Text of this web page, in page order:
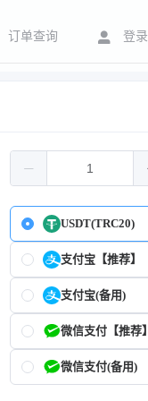
订单查询 登录
USDT(TRC20)
支付宝【推荐】
支付宝(备用)
微信支付【推荐】
微信支付(备用)